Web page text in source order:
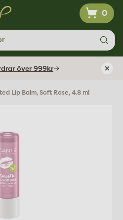
0
över 999kr
Lip Balm, Soft Rose, 4.8 ml